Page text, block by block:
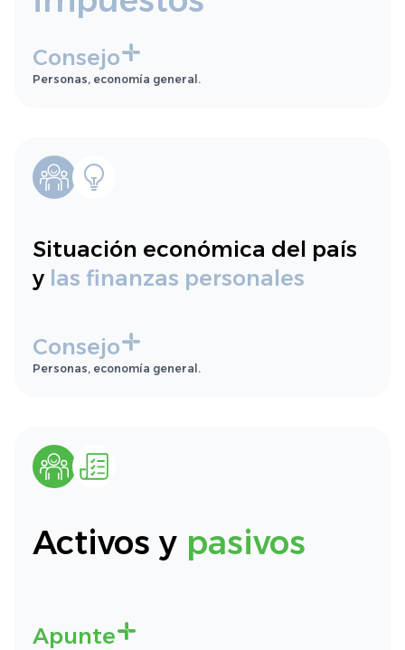
Consejo
Personas, economía general.
Situación económica del país
y las finanzas personales
Consejo
Personas, economía general.
Activos y pasivos
Apunte